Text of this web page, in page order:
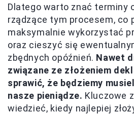
Dlatego warto znać terminy
rządzące tym procesem, co
maksymalnie wykorzystać
oraz cieszyć się
zbędnych opóźnień. Nawet
związane ze złożeniem
sprawić, że będziemy
nasze pieniądze. Kluczowe
wiedzieć, kiedy najlepiej